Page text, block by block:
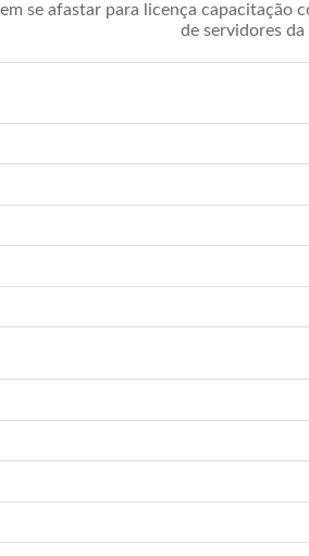
se afastar para licença
de servidores